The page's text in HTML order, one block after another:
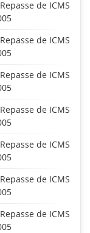
de ICMS
de ICMS
de ICMS
de ICMS
de ICMS
de ICMS
de ICMS